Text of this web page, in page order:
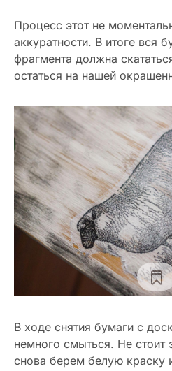
Процесс этот не
аккуратности. В итоге вся
фрагмента должна
остаться на нашей
В ходе снятия бумаги с
немного смыться. Не стоит
снова берем белую краску